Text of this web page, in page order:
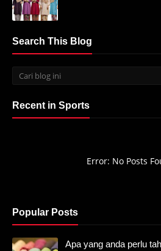
Search This Blog
Recent in Sports
Error: No Posts
Popular Posts
Apa yang anda perlu